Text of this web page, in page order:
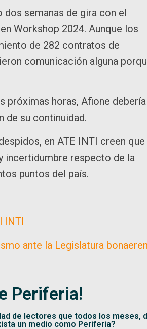
semanas de gira con el
Workshop 2024. Aunque los
de 282 contratos de
comunicación alguna
próximas horas, Afione debería
de su continuidad.
en ATE INTI creen que
incertidumbre respecto de la
puntos del país.
INTI
ante la Legislatura
Periferia!
de lectores que todos los meses,
un medio como Periferia?